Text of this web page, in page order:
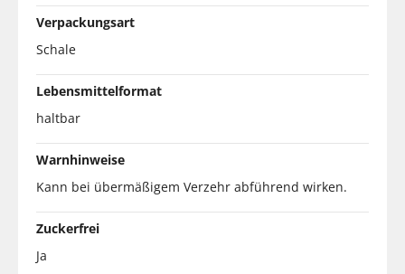
Verpackungsart
Schale
Lebensmittelformat
haltbar
Warnhinweise
Kann bei übermäßigem Verzehr abführend wirken.
Zuckerfrei
Ja